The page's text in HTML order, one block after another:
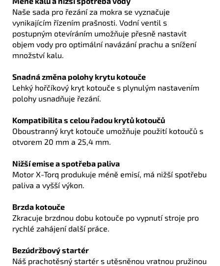
Naše sada pro řezání za mokra se vyznačuje
vynikajícím řízením prašnosti. Vodní ventil s
postupným otevíráním umožňuje přesně nastavit
objem vody pro optimální navázání prachu a snížení
množství kalu.
Snadná změna polohy krytu kotouče
Lehký hořčíkový kryt kotouče s plynulým nastavením
polohy usnadňuje řezání.
Kompatibilita s celou řadou krytů kotoučů
Oboustranný kryt kotouče umožňuje použití kotoučů s
otvorem 20 mm a 25,4 mm.
Nižší emise a spotřeba paliva
Motor X-Torq produkuje méně emisí, má nižší spotřebu
paliva a vyšší výkon.
Brzda kotouče
Zkracuje brzdnou dobu kotouče po vypnutí stroje pro
rychlé zahájení další práce.
Bezúdržbový startér
Náš prachotěsný startér s utěsněnou vratnou pružinou